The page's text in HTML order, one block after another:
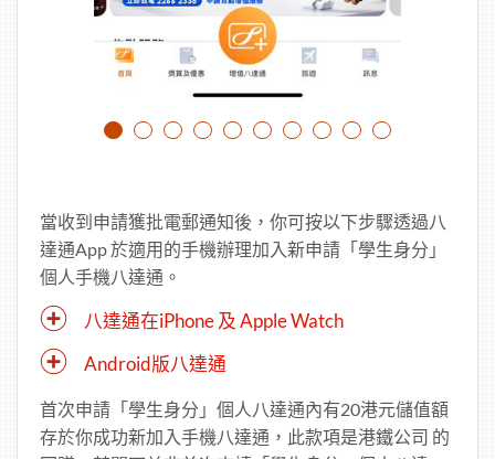
1 2 3 4 5 6 7 8
當收到申請獲批電郵通知後，你可按以下步驟透過八
達通App 於適用的手機辦理加入新申請「學生身分」
個人手機八達通。
八達通在iPhone 及 Apple Watch
Android版八達通
首次申請「學生身分」個人八達通內有20港元儲值額
存於你成功新加入手機八達通，此款項是港鐵公司 的